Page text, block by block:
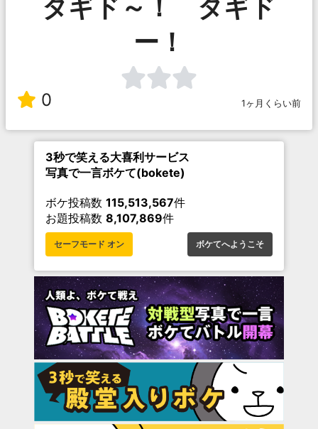
タギド～！ タギド
ー！
0 1ヶ月くらい前
3秒で笑える大喜利サービス
写真で一言ボケて(bokete)
ボケ投稿数 115,513,567件
お題投稿数 8,107,869件
セーフモード オン ボケてへようこそ